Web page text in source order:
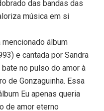
das bandas das
música em si
álbum
e cantada por Sandra
no pulso do amor à
de Gonzaguinha. Essa
Eu apenas queria
de amor eterno